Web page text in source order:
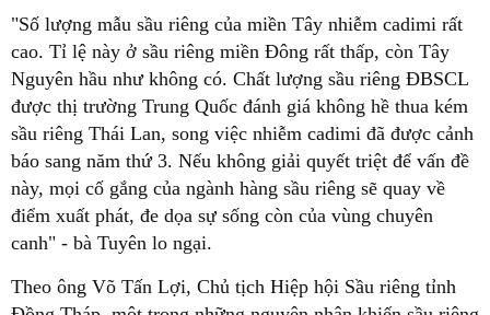
"Số lượng mẫu sầu riêng của miền Tây nhiễm cadimi rất
cao. Tỉ lệ này ở sầu riêng miền Đông rất thấp, còn Tây
Nguyên hầu như không có. Chất lượng sầu riêng ĐBSCL
được thị trường Trung Quốc đánh giá không hề thua kém
sầu riêng Thái Lan, song việc nhiễm cadimi đã được cảnh
báo sang năm thứ 3. Nếu không giải quyết triệt để vấn đề
này, mọi cố gắng của ngành hàng sầu riêng sẽ quay về
điểm xuất phát, đe dọa sự sống còn của vùng chuyên
canh" - bà Tuyên lo ngại.
Theo ông Võ Tấn Lợi, Chủ tịch Hiệp hội Sầu riêng tỉnh